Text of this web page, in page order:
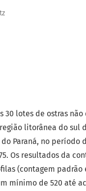
30 lotes de ostras
litorânea do sul
Paraná, no período
Os resultados da
(contagem padrão
mínimo de 520 até